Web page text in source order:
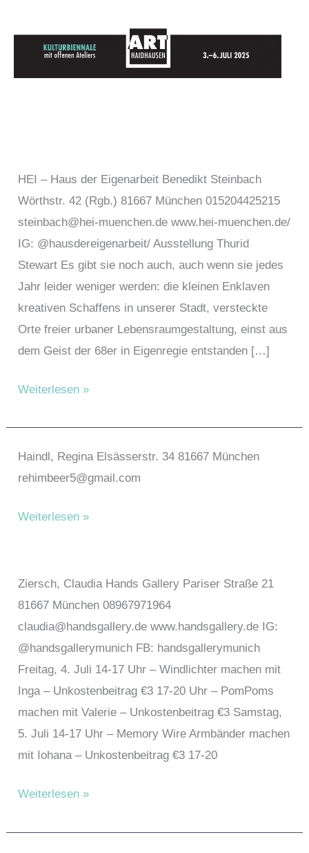
Inhalt
HEI – Haus der Eigenarbeit Benedikt Steinbach
Wörthstr. 42 (Rgb.) 81667 München 015204425215
steinbach@hei-muenchen.de www.hei-muenchen.de/
IG: @hausdereigenarbeit/ Ausstellung Thurid
Stewart Es gibt sie noch auch, auch wenn sie jedes
Jahr leider weniger werden: die kleinen Enklaven
kreativen Schaffens in unserer Stadt, versteckte
Orte freier urbaner Lebensraumgestaltung, einst aus
dem Geist der 68er in Eigenregie entstanden […]
HEI
Haus
der
Eigenarbeit
Weiterlesen »
Haindl, Regina Elsässerstr. 34 81667 München
rehimbeer5@gmail.com
Haindl,
Weiterlesen »
Ziersch, Claudia Hands Gallery Pariser Straße 21
81667 München 08967971964
claudia@handsgallery.de www.handsgallery.de IG:
@handsgallerymunich FB: handsgallerymunich
Freitag, 4. Juli 14-17 Uhr – Windlichter machen mit
Inga – Unkostenbeitrag €3 17-20 Uhr – PomPoms
machen mit Valerie – Unkostenbeitrag €3 Samstag,
5. Juli 14-17 Uhr – Memory Wire Armbänder machen
mit Iohana – Unkostenbeitrag €3 17-20
Ziersch,
Weiterlesen »